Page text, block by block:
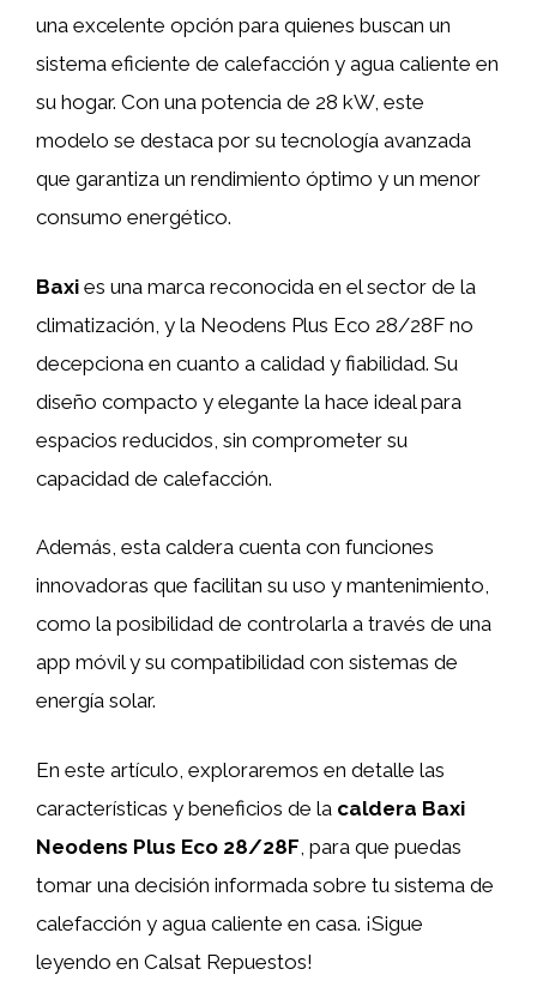
una excelente opción para quienes buscan un
sistema eficiente de calefacción y agua caliente en
su hogar. Con una potencia de 28 kW, este
modelo se destaca por su tecnología avanzada
que garantiza un rendimiento óptimo y un menor
consumo energético.
Baxi es una marca reconocida en el sector de la
climatización, y la Neodens Plus Eco 28/28F no
decepciona en cuanto a calidad y fiabilidad. Su
diseño compacto y elegante la hace ideal para
espacios reducidos, sin comprometer su
capacidad de calefacción.
Además, esta caldera cuenta con funciones
innovadoras que facilitan su uso y mantenimiento,
como la posibilidad de controlarla a través de una
app móvil y su compatibilidad con sistemas de
energía solar.
En este artículo, exploraremos en detalle las
características y beneficios de la caldera Baxi
Neodens Plus Eco 28/28F , para que puedas
tomar una decisión informada sobre tu sistema de
calefacción y agua caliente en casa. ¡Sigue
leyendo en Calsat Repuestos!